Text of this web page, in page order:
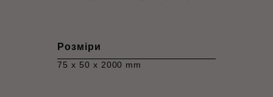
Розміри
75 x 50 x 2000 mm